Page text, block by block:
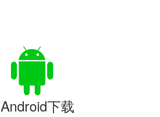
Android下载